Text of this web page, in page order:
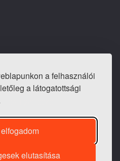
a felhasználói
a látogatottsági
elutasítása
bolt.hu
20 421 0810